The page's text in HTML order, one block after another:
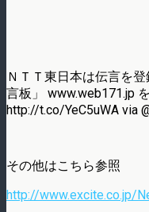
ＮＴＴ東日本は伝言を
言板」 www.web171.jp
http://t.co/YeC5uWA via
その他はこちら参照
http://www.excite.co.jp/